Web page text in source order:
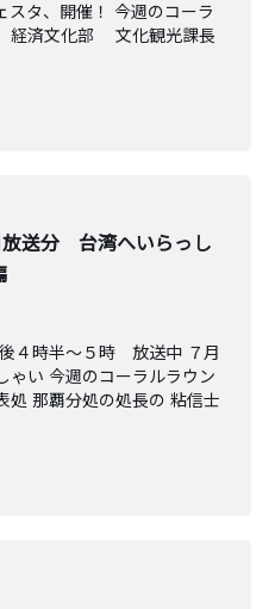
スタ、開催！ 今週のコーラ
経済文化部 文化観光課長
放送分 台湾へいらっし
４時半～５時 放送中 ７月
い 今週のコーラルラウン
処 那覇分処の処長の 粘信士